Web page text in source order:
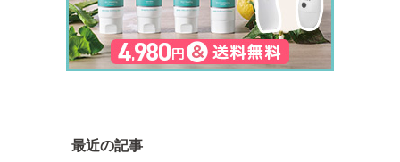
最近の記事